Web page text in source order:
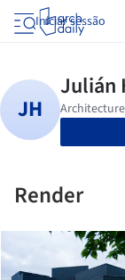
Iniciar sessão
Render